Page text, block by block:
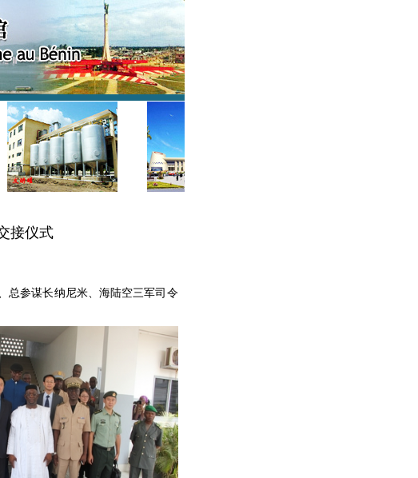
接仪式
总参谋长纳尼米、海陆空三军司令